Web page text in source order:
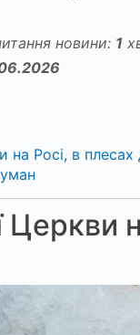
новини: 1
на Росі, в